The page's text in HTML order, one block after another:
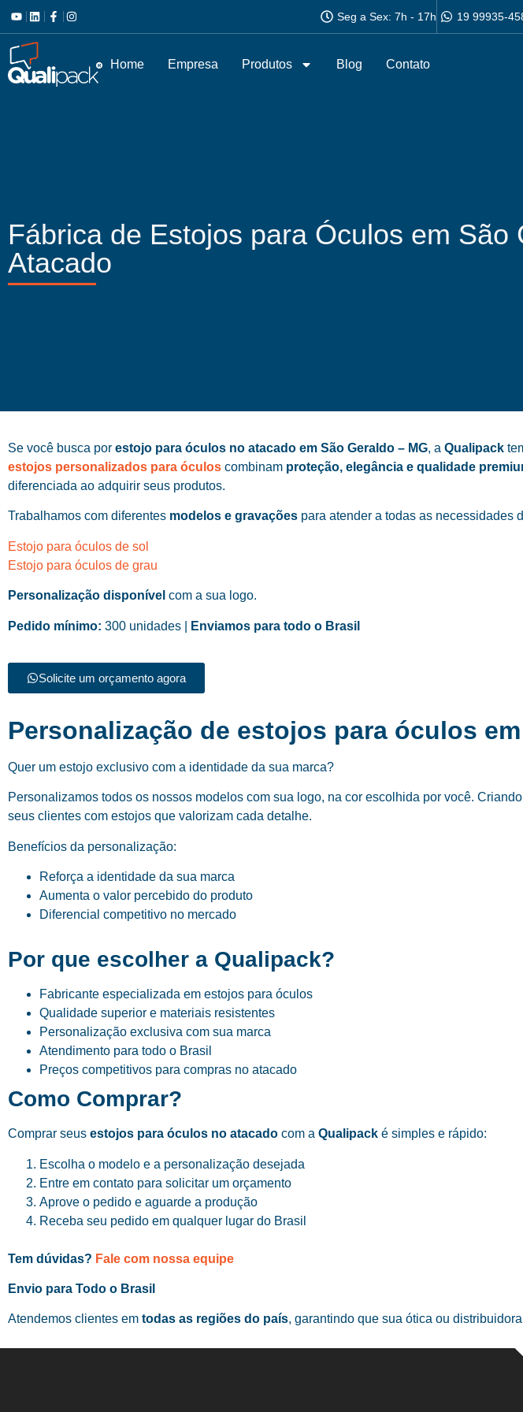
Seg a Sex: 7h - 17h 19 99935-
Home Empresa Produtos Blog Contato
Fábrica de Estojos para Óculos em São
Atacado
Se você busca por estojo para óculos no atacado em São Geraldo – MG, a Qualipack
estojos personalizados para óculos combinam proteção, elegância e qualidade
diferenciada ao adquirir seus produtos.
Trabalhamos com diferentes modelos e gravações para atender a todas as necessidades
Estojo para óculos de sol
Estojo para óculos de grau
Personalização disponível com a sua logo.
Pedido mínimo: 300 unidades | Enviamos para todo o Brasil
Solicite um orçamento agora
Personalização de estojos para óculos
Quer um estojo exclusivo com a identidade da sua marca?
Personalizamos todos os nossos modelos com sua logo, na cor escolhida por você.
seus clientes com estojos que valorizam cada detalhe.
Benefícios da personalização:
Reforça a identidade da sua marca
Aumenta o valor percebido do produto
Diferencial competitivo no mercado
Por que escolher a Qualipack?
Fabricante especializada em estojos para óculos
Qualidade superior e materiais resistentes
Personalização exclusiva com sua marca
Atendimento para todo o Brasil
Preços competitivos para compras no atacado
Como Comprar?
Comprar seus estojos para óculos no atacado com a Qualipack é simples e rápido:
Escolha o modelo e a personalização desejada
Entre em contato para solicitar um orçamento
Aprove o pedido e aguarde a produção
Receba seu pedido em qualquer lugar do Brasil
Tem dúvidas? Fale com nossa equipe
Envio para Todo o Brasil
Atendemos clientes em todas as regiões do país, garantindo que sua ótica ou